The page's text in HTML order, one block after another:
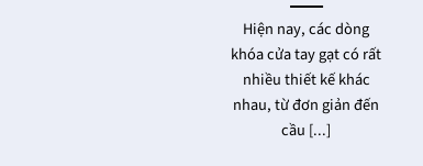
Hiện nay, các dòng
khóa cửa tay gạt có rất
nhiều thiết kế khác
nhau, từ đơn giản đến
cầu [...]